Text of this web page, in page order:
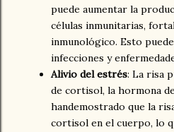
puede aumentar la
células inmunitarias,
inmunológico. Esto
infecciones y
Alivio del estrés: La risa
de cortisol, la hormona
handemostrado que la
cortisol en el cuerpo, lo